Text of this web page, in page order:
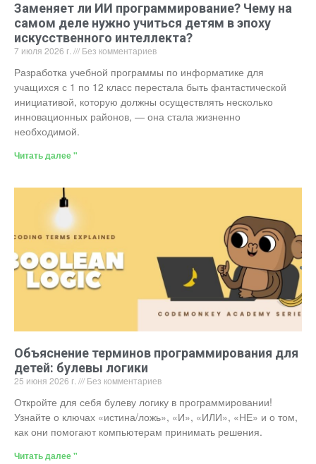
Заменяет ли ИИ программирование? Чему на
самом деле нужно учиться детям в эпоху
искусственного интеллекта?
7 июля 2026 г. Без комментариев
Разработка учебной программы по информатике для
учащихся с 1 по 12 класс перестала быть фантастической
инициативой, которую должны осуществлять несколько
инновационных районов, — она стала жизненно
необходимой.
Читать далее "
Объяснение терминов программирования для
детей: булевы логики
25 июня 2026 г. Без комментариев
Откройте для себя булеву логику в программировании!
Узнайте о ключах «истина/ложь», «И», «ИЛИ», «НЕ» и о том,
как они помогают компьютерам принимать решения.
Читать далее "